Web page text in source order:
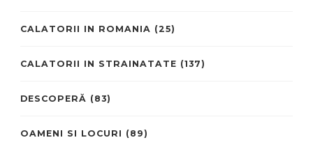
CALATORII IN ROMANIA (25)
CALATORII IN STRAINATATE (137)
DESCOPERĂ (83)
OAMENI SI LOCURI (89)